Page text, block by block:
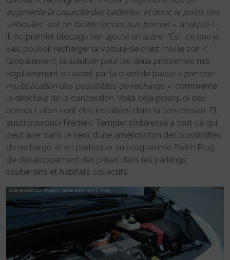
augmente la capacité des batteries, et donc le poids des
véhicules, soit on facilite l’accès aux bornes », analyse-t-
il. Au premier blocage s’en ajoute un autre : ‘Est-ce que je
vais pouvoir recharger la voiture de chez moi le soir ?’.
Globalement, la solution pour les deux problèmes mis
régulièrement en avant par la clientèle passe « par une
multiplication des possibilités de recharge », commente
le directeur de la concession. Voilà déjà pourquoi des
bornes Lafon vont être installées dans la concession. Et
aussi pourquoi Frédéric Templer s’intéresse à tout ce qui
peut aller dans le sens d’une amélioration des possibilités
de recharge, et en particulier au programme Park’n Plug
de développement des prises dans les parkings
souterrains et habitats collectifs.